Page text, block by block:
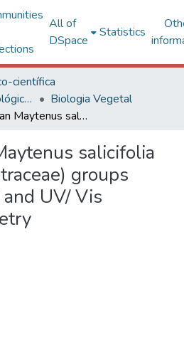
All of
DSpace
Statistics
científica
Centro de Ciências Biológicas e da Saúde
Biologia Vegetal
Four Brazilian Maytenus salicifolia Reissek ( Celastraceae) groups studied by TLC and UV/ Vis spectrophotometry
salicifolia
groups
UV/ Vis